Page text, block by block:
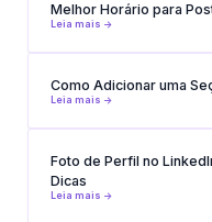
Melhor Horário para
Leia mais ->
Como Adicionar uma
Leia mais ->
Foto de Perfil no
Dicas
Leia mais ->